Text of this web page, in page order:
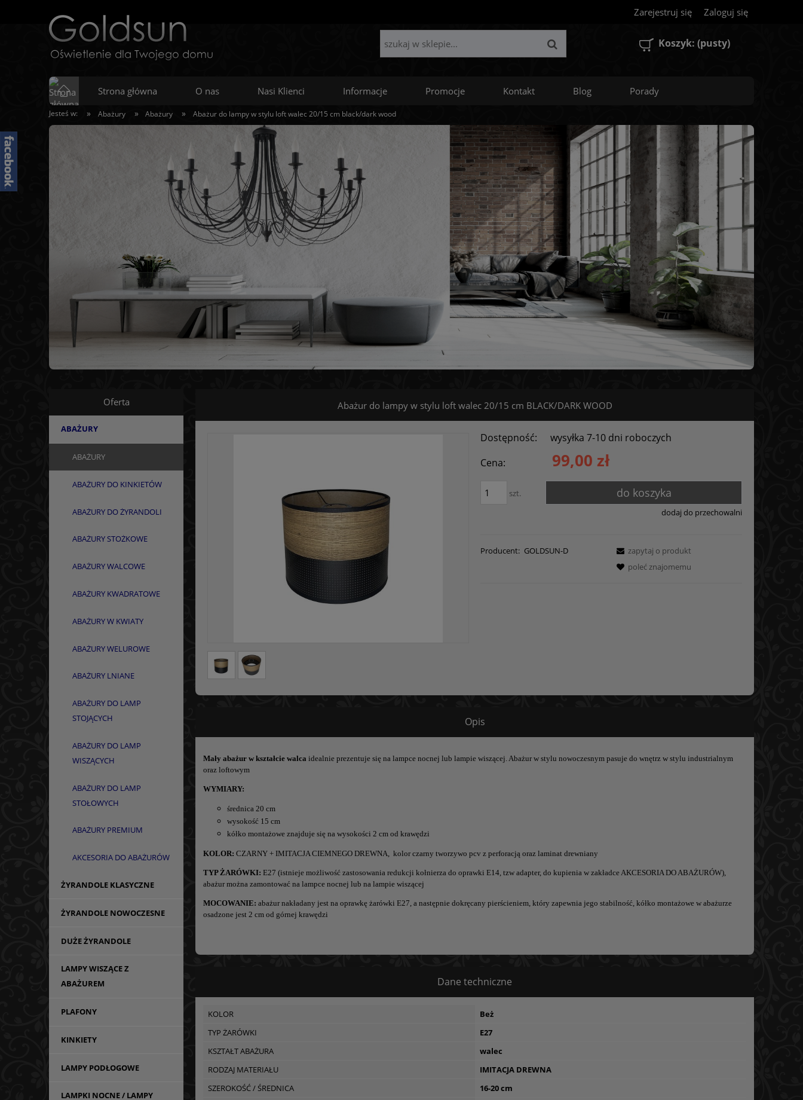
Zarejestruj się Zaloguj się
Koszyk: (pusty)
Strona główna O nas Nasi Klienci Informacje Promocje Kontakt Blog Porady
Jesteś w: » Abażury » Abażury » Abażur do lampy w stylu loft walec 20/15 cm black/dark wood
Oferta
ABAŻURY
ABAŻURY
ABAŻURY DO KINKIETÓW
ABAŻURY DO ŻYRANDOLI
ABAŻURY STOŻKOWE
ABAŻURY WALCOWE
ABAŻURY KWADRATOWE
ABAŻURY W KWIATY
ABAŻURY WELUROWE
ABAŻURY LNIANE
ABAŻURY DO LAMP
STOJĄCYCH
ABAŻURY DO LAMP
WISZĄCYCH
ABAŻURY DO LAMP
STOŁOWYCH
ABAŻURY PREMIUM
AKCESORIA DO ABAŻURÓW
ŻYRANDOLE KLASYCZNE
ŻYRANDOLE NOWOCZESNE
DUŻE ŻYRANDOLE
LAMPY WISZĄCE Z
ABAŻUREM
PLAFONY
KINKIETY
LAMPY PODŁOGOWE
LAMPKI NOCNE / LAMPY
Abażur do lampy w stylu loft walec 20/15 cm BLACK/DARK WOOD
Dostępność:
wysyłka 7-10 dni roboczych
Cena:
99,00 zł
szt. do koszyka
dodaj do przechowalni
Producent: GOLDSUN-D
zapytaj o produkt
poleć znajomemu
Opis
Mały abażur w kształcie walca idealnie prezentuje się na lampce nocnej lub lampie wiszącej. Abażur w stylu nowoczesnym pasuje do wnętrz w stylu industrialnym
oraz loftowym
WYMIARY:
średnica 20 cm
wysokość 15 cm
kółko montażowe znajduje się na wysokości 2 cm od krawędzi
KOLOR: CZARNY + IMITACJA CIEMNEGO DREWNA, kolor czarny tworzywo pcv z perforacją oraz laminat drewniany
TYP ŻARÓWKI: E27 (istnieje możliwość zastosowania redukcji kołnierza do oprawki E14, tzw adapter, do kupienia w zakładce AKCESORIA DO ABAŻURÓW),
abażur można zamontować na lampce nocnej lub na lampie wiszącej
MOCOWANIE: abażur nakładany jest na oprawkę żarówki E27, a następnie dokręcany pierścieniem, który zapewnia jego stabilność, kółko montażowe w abażurze
osadzone jest 2 cm od górnej krawędzi
Dane techniczne
KOLOR
Beż
TYP ŻARÓWKI
E27
KSZTAŁT ABAŻURA
walec
RODZAJ MATERIAŁU
IMITACJA DREWNA
SZEROKOŚĆ / ŚREDNICA
16-20 cm